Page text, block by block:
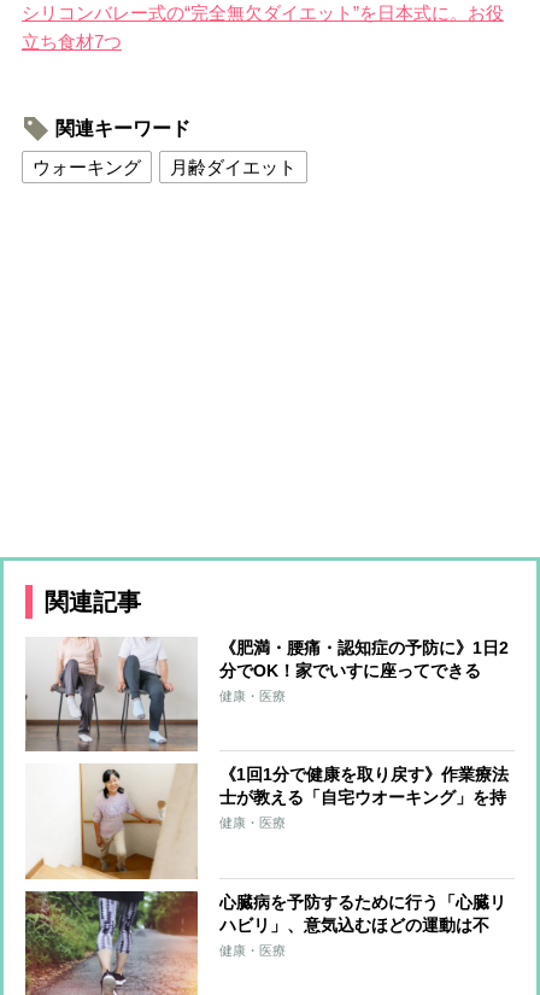
シリコンバレー式の“完全無欠ダイエット”を日本式に。お役
立ち食材7つ
関連キーワード
ウォーキング
月齢ダイエット
関連記事
《肥満・腰痛・認知症の予防に》1日2
分でOK！家でいすに座ってできる
「すごい足踏み」を医師が伝授！屋外
健康・医療
《1回1分で健康を取り戻す》作業療法
士が教える「自宅ウオーキング」を持
続するメソッド その場でできる足踏み
健康・医療
心臓病を予防するために行う「心臓リ
ハビリ」、意気込むほどの運動は不
要！毎日の散歩を「いきいきウォーキ
健康・医療